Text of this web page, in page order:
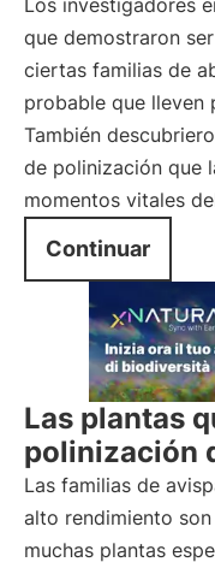
Los investigadores
que demostraron
ciertas familias de
probable que lleven
También
de polinización que
momentos vitales
Continuar
Las plantas
polinización
Las familias de
alto rendimiento
muchas plantas